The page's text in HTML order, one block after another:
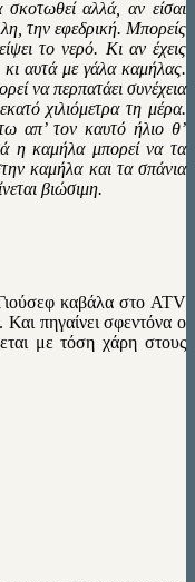
αλλά, αν είσαι
την εφεδρική. Μπορείς
το νερό. Κι αν έχεις
κι αυτά με γάλα καμήλας.
να περπατάει συνέχεια
χιλιόμετρα τη μέρα.
απ’ τον καυτό ήλιο θ’
η καμήλα μπορεί να τα
καμήλα και τα σπάνια
βιώσιμη.
καβάλα στο ATV
Και πηγαίνει σφεντόνα ο
με τόση χάρη στους